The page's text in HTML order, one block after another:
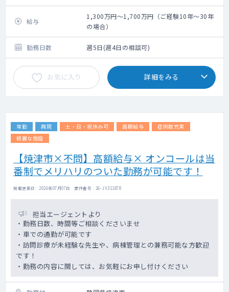
午前：定期健診及び人間ドックなど、健診利
用者の診察(問診・聴診) 、人間ドックの説明
・企業及び住民の健診利用者の診察(問診・聴
診・結果説明)、人間ドック(30～40名程度/
日)、
協会健保生活習慣病予防健診、定期健診、入
社健診、特定健診、特定保健指導への誘導、
各検査前診察など。
【画像診断】各医師の専門性により、読影(胸
※稀に出張健診をお願いする場合もございま
電子カルテ/オーダーリング有（メーカー：ソ
フトウェアサービス SSI） ・ PACS有（メ
ーカー：富士フイルム）
給与
1,300万円～1,700万円（ご経験10年～30年
の場合）
勤務日数 週5日(週4日の相談可)
お気に入り 詳細をみる
常勤 病院 土・日・祝休み可 高額給与
症例数充実
綺麗な施設
【焼津市×不問】高額給与× オンコールは当
番制でメリハリのついた勤務が可能です！
掲載更新日 : 2026年07月07日 案件番号 : 26-JV311878
担当エージェントより
・勤務日数、時間等ご相談くださいませ
・車での通勤が可能です
・訪問診療が未経験な先生や、病棟管理との兼務可能な方歓迎
です！
・勤務の内容に関しては、お気軽にお申し付けください